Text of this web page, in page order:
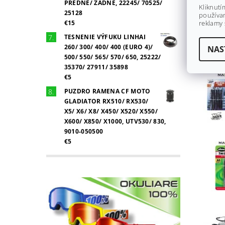
PREDNÉ/ ZADNÉ, 22245/ 70525/
25128
€15
TESNENIE VÝFUKU LINHAI
260/ 300/ 400/ 400 (EURO 4)/
500/ 550/ 565/ 570/ 650, 25222/
35370/ 27911/ 35898
€5
PUZDRO RAMENA CF MOTO
GLADIATOR RX510/ RX530/
X5/ X6/ X8/ X450/ X520/ X550/
X600/ X850/ X1000, UTV530/ 830,
9010-050500
€5
reklamy